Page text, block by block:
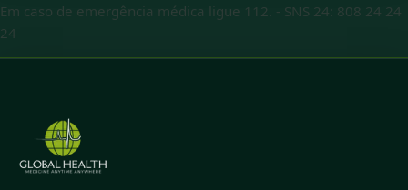
Em caso de emergência médica ligue 112. - SNS 24: 808 24 24
24